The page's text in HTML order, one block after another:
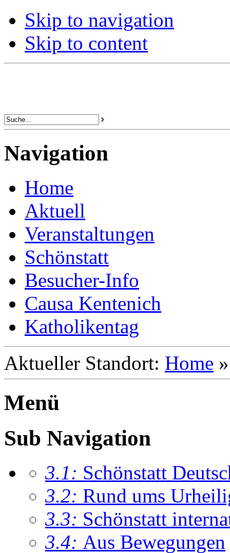
Skip to navigation
Skip to content
Navigation
Home
Aktuell
Veranstaltungen
Schönstatt
Besucher-Info
Causa Kentenich
Katholikentag
Aktueller Standort: Home
Menü
Sub Navigation
3.1: Schönstatt
3.2: Rund ums
3.3: Schönstatt
3.4: Aus Bewegungen